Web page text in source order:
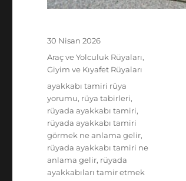
Yayın
30 Nisan 2026
Kategoriler
Araç ve Yolculuk Rüyaları,
Giyim ve Kıyafet Rüyaları
Etiketler
ayakkabı tamiri rüya
yorumu, rüya tabirleri,
rüyada ayakkabı tamiri,
rüyada ayakkabı tamiri
görmek ne anlama gelir,
rüyada ayakkabı tamiri ne
anlama gelir, rüyada
ayakkabıları tamir etmek